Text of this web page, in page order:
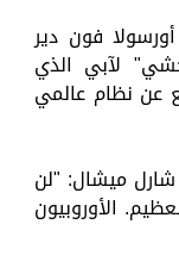
فون دير
لآبي الذي
عن نظام عالمي
ميشال: "لن
الأوروبيون